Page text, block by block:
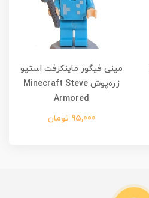
مینی فیگور ماینکرفت استیو
زره‌پوش Minecraft Steve
Armored
95,000 تومان